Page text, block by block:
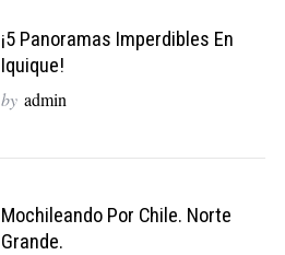
¡5 Panoramas Imperdibles En
Iquique!
by admin
Mochileando Por Chile. Norte
Grande.